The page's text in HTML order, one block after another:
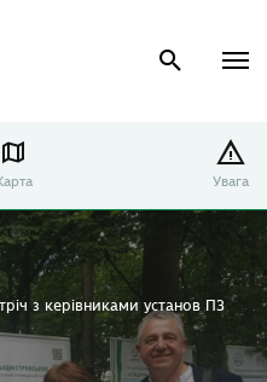
Увага
з керівниками установ ПЗФ